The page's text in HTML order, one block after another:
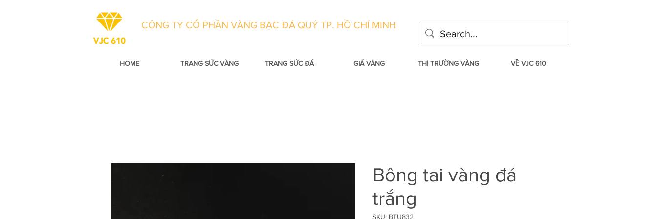
CÔNG TY CỔ PHẦN VÀNG BẠC ĐÁ QUÝ TP. HỒ CHÍ MINH
HOME TRANG SỨC VÀNG TRANG SỨC ĐÁ GIÁ VÀNG THỊ TRƯỜNG VÀNG VỀ VJC 610
Bông tai vàng đá
trắng
SKU: BTU832